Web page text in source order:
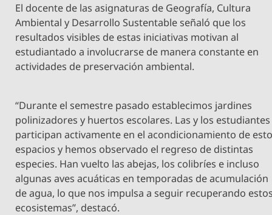
El docente de las asignaturas de Geografía, Cultura
Ambiental y Desarrollo Sustentable señaló que los
resultados visibles de estas iniciativas motivan al
estudiantado a involucrarse de manera constante en
actividades de preservación ambiental.
“Durante el semestre pasado establecimos jardines
polinizadores y huertos escolares. Las y los estudiantes
participan activamente en el acondicionamiento de
espacios y hemos observado el regreso de distintas
especies. Han vuelto las abejas, los colibríes e incluso
algunas aves acuáticas en temporadas de acumulación
de agua, lo que nos impulsa a seguir recuperando
ecosistemas”, destacó.